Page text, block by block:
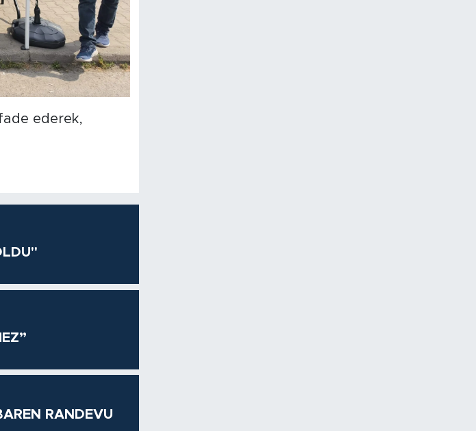
ederek,
RANDEVU